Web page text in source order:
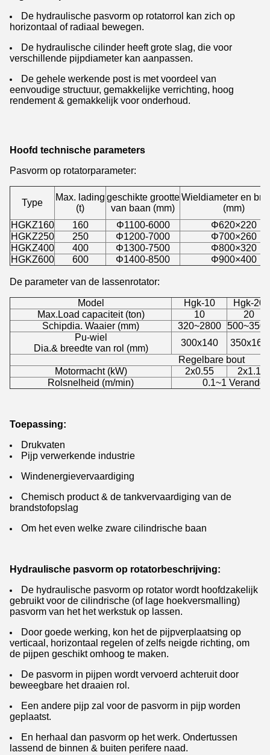
De hydraulische pasvorm op rotatorrol kan zich op
horizontaal of radiaal bewegen.
De hydraulische cilinder heeft grote slag, die voor
verschillende pijpdiameter kan aanpassen.
De gehele werkende post is met voordeel van
eenvoudige structuur, gemakkelijke verrichting, hoog
rendement & gemakkelijk voor onderhoud.
Hoofd technische parameters
Pasvorm op rotatorparameter:
Type
Max. lading
(t)
geschikte grootte
van baan (mm)
Wieldiameter en
(mm)
HGKZ160
160 Φ1100-6000
Φ620×220
HGKZ250
250 Φ1200-7000
Φ700×260
HGKZ400
400 Φ1300-7500
Φ800×320
HGKZ600
600 Φ1400-8500 Φ900×400
De parameter van de lassenrotator:
Model Hgk-10
Hgk-20
Max.Load capaciteit (ton)
10
20
Schipdia. Waaier (mm)
320~2800
500~3500
Pu-wiel
Dia.& breedte van rol (mm)
300x140
350x160
Regelbare bout
Motormacht (kW)
2x0.55
2x1.1
Rolsnelheid (m/min)
0.1~1
Toepassing:
Drukvaten
Pijp verwerkende industrie
Windenergievervaardiging
Chemisch product & de tankvervaardiging van de
brandstofopslag
Om het even welke zware cilindrische baan
Hydraulische pasvorm op rotatorbeschrijving:
De hydraulische pasvorm op rotator wordt hoofdzakelijk
gebruikt voor de cilindrische (of lage hoekversmalling)
pasvorm van het het werkstuk op lassen.
Door goede werking, kon het de pijpverplaatsing op
verticaal, horizontaal regelen of zelfs neigde richting, om
de pijpen geschikt omhoog te maken.
De pasvorm in pijpen wordt vervoerd achteruit door
beweegbare het draaien rol.
Een andere pijp zal voor de pasvorm in pijp worden
geplaatst.
En herhaal dan pasvorm op het werk. Ondertussen
lassend de binnen & buiten perifere naad.